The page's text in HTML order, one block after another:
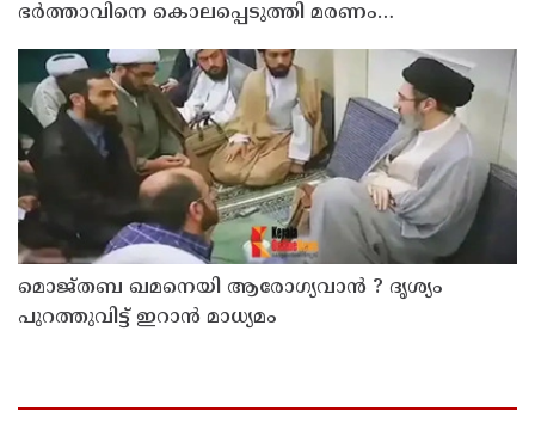
ഭര്‍ത്താവിനെ കൊലപ്പെടുത്തി മരണം
റോഡപകടമാക്കി മാറ്റാന്‍ കാമുകനുമായി
പദ്ധതിയിട്ട യുവതിയും സുഹൃത്തും ഒളിവില്‍
മൊജ്തബ ഖമനെയി ആരോഗ്യവാന്‍ ? ദൃശ്യം
പുറത്തുവിട്ട് ഇറാന്‍ മാധ്യമം